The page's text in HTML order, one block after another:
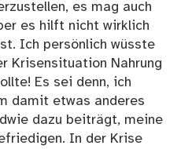
es mag auch
es hilft nicht wirklich
Ich persönlich wüsste
Krisensituation Nahrung
Es sei denn, ich
damit etwas anderes
dazu beiträgt, meine
In der Krise